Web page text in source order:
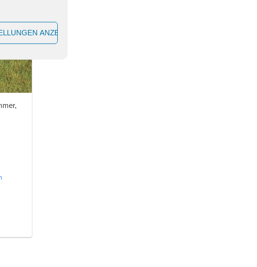
ANZEIGEN